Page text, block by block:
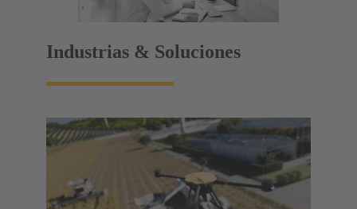
Industrias & Soluciones